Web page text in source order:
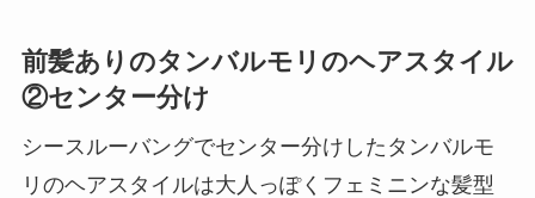
前髪ありのタンバルモリのヘアスタイル
②センター分け
シースルーバングでセンター分けしたタンバルモ
リのヘアスタイルは大人っぽくフェミニンな髪型